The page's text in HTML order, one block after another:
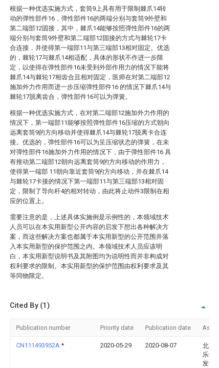
根据一种优选实施方式，套筒9上具有用于限制棘爪14转
动的弹性部件16，弹性部件16的两端分别与套筒9外壁和
第二端部12固接，其中，棘爪14能够按照弹性部件16的两
端分别与套筒9外壁和第二端部12固接的方式与棘轮17卡
合连接，并使得第一端部11与第三端部13相对固定。优选
的，棘轮17与棘爪14相适配，具体的形状不作进一步限
定，以使得在弹性部件16未受到外部作用力的情况下能将
棘爪14与棘轮17相齿合且相对固定，医师在对第二端部12
施加外力作用而进一步压缩弹性部件16 的情况下棘爪14与
棘轮17脱离齿合，弹性部件16可以为弹簧。
根据一种优选实施方式，在对第二端部12施加外力作用的
情况下，第一端部11能够按照弹性部件16压缩的方式朝向
远离套筒9的方向移动并使得棘爪14与棘轮17脱离卡合连
接。优选的，弹性部件16可以为呈压缩状态的弹簧，在未
对弹性部件16施加外力作用的情况下，由于弹性部件16 具
有推动第二端部12朝向远离套筒9的方向移动的作用力，
使得第一端部 11朝向靠近套筒9的方向移动，并在棘爪14
与棘轮17卡接的情况下第一端部11与第三端部13相对固
定，限制了导向杆4的相对转动，由此将止动件3限制在相
应的位置上。
需要注意的是，上述具体实施例是示例性的，本领域技术
人员可以在本实用新型公开内容的启发下想出各种解决方
案，而这些解决方案也都属于本实用新型的公开范围并落
入本实用新型的保护范围之内。本领域技术人员应该明
白，本实用新型说明书及其附图均为说明性而并非构成对
权利要求的限制。本实用新型的保护范围由权利要求及其
等同物限定。
Cited By (1)
Publication number Priority date Publication date
CN111493952A * 2020-05-29 2020-08-07
北京
乐科
发有